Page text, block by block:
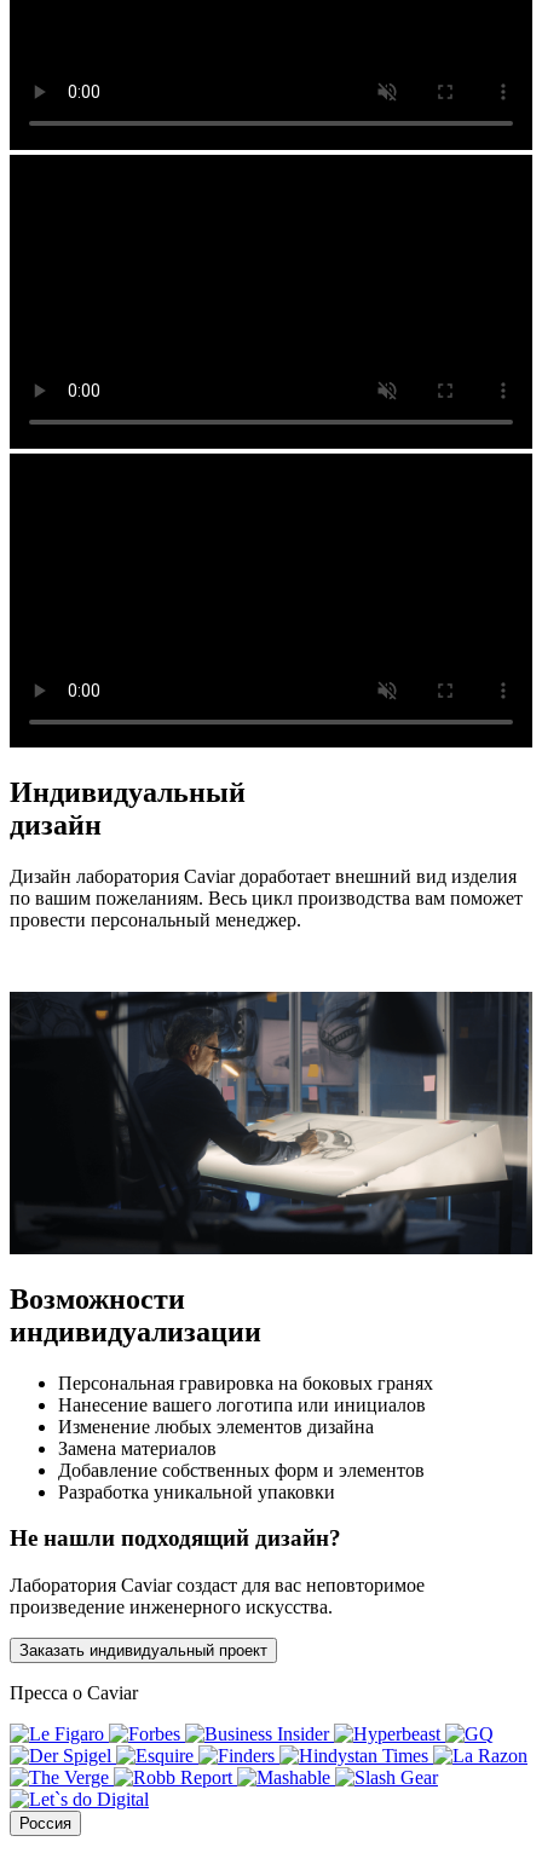
Индивидуальный
дизайн
Дизайн лаборатория Caviar доработает внешний вид изделия
по вашим пожеланиям. Весь цикл производства вам поможет
провести персональный менеджер.
Возможности
индивидуализации
Персональная гравировка на боковых гранях
Нанесение вашего логотипа или инициалов
Изменение любых элементов дизайна
Замена материалов
Добавление собственных форм и элементов
Разработка уникальной упаковки
Не нашли подходящий дизайн?
Лаборатория Caviar создаст для вас неповторимое
произведение инженерного искусства.
Заказать индивидуальный проект
Пресса о Caviar
Россия